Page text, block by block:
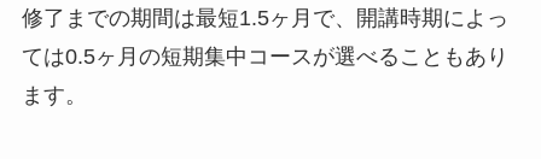
修了までの期間は最短1.5ヶ月で、開講時期によっ
ては0.5ヶ月の短期集中コースが選べることもあり
ます。